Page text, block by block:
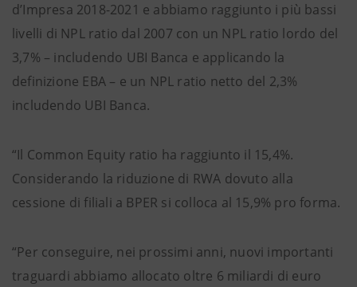
d’Impresa 2018-2021 e abbiamo raggiunto i più bassi
livelli di NPL ratio dal 2007 con un NPL ratio lordo del
3,7% – includendo UBI Banca e applicando la
definizione EBA – e un NPL ratio netto del 2,3%
includendo UBI Banca.
“Il Common Equity ratio ha raggiunto il 15,4%.
Considerando la riduzione di RWA dovuto alla
cessione di filiali a BPER si colloca al 15,9% pro forma.
“Per conseguire, nei prossimi anni, nuovi importanti
traguardi abbiamo allocato oltre 6 miliardi di euro